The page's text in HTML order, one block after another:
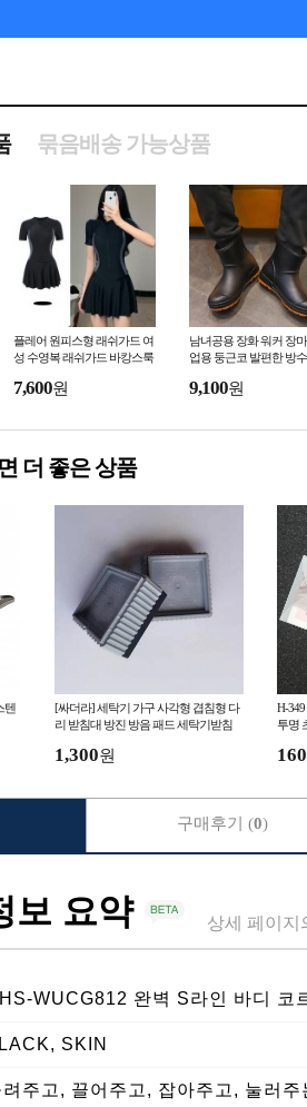
묶음배송 가능상품
플레어 원피스형 래쉬가드 여
성 수영복 래쉬가드 바캉스룩
쁜래쉬가드
7,600원
남녀공용 장화 워커 장
업용 둥근코 발편한 방
9,100원
더 좋은 상품
텐
[싸더라] 세탁기 가구 사각형 겹침형 다
리 받침대 방진 방음 패드 세탁기받침
1,300원
H-
투명
160
보 요약 상세 페이지
WUCG812 완벽 S라인 바디 코
SKIN
려주고, 끌어주고, 잡아주고, 눌러
구매후기 (0)